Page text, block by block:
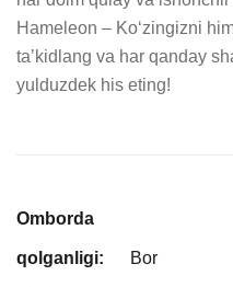
Hameleon – Ko‘zingizni
ta’kidlang va har qanday
yulduzdek his eting!
Omborda
qolganligi: Bor